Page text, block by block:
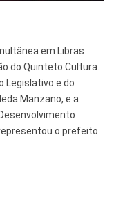
em Libras
do Quinteto Cultura.
Legislativo e do
Manzano, e a
o prefeito